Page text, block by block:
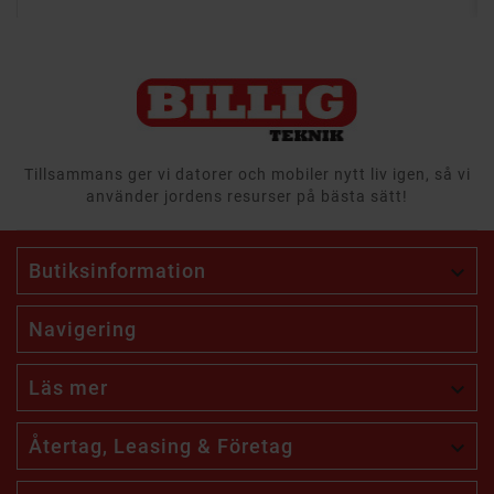
Tillsammans ger vi datorer och mobiler nytt liv igen, så vi
använder jordens resurser på bästa sätt!
Butiksinformation 
Navigering
Läs mer 
Återtag, Leasing & Företag 